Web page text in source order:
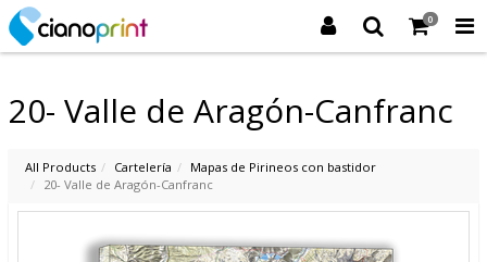
0
20- Valle de Aragón-Canfranc
All Products Cartelería
Mapas de Pirineos con bastidor
20- Valle de Aragón-Canfranc